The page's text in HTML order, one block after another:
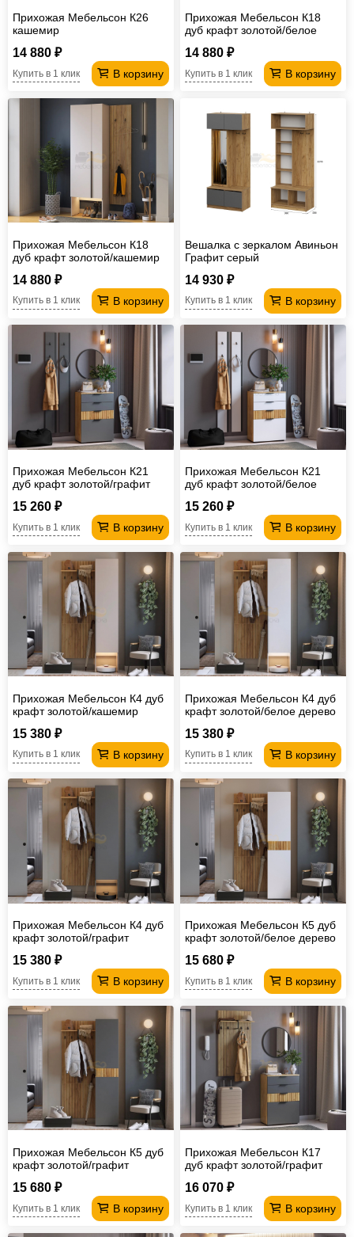
Прихожая Мебельсон К26
кашемир
14 880 ₽
В корзину
Купить в 1 клик
Прихожая Мебельсон К18
дуб крафт золотой/белое
14 880 ₽
В корзину
Купить в 1 клик
Прихожая Мебельсон К18
дуб крафт золотой/кашемир
14 880 ₽
В корзину
Купить в 1 клик
Вешалка с зеркалом Авиньон
Графит серый
14 930 ₽
В корзину
Купить в 1 клик
Прихожая Мебельсон К21
дуб крафт золотой/графит
15 260 ₽
В корзину
Купить в 1 клик
Прихожая Мебельсон К21
дуб крафт золотой/белое
15 260 ₽
В корзину
Купить в 1 клик
Прихожая Мебельсон К4 дуб
крафт золотой/кашемир
15 380 ₽
В корзину
Купить в 1 клик
Прихожая Мебельсон К4 дуб
крафт золотой/белое дерево
15 380 ₽
В корзину
Купить в 1 клик
Прихожая Мебельсон К4 дуб
крафт золотой/графит
15 380 ₽
В корзину
Купить в 1 клик
Прихожая Мебельсон К5 дуб
крафт золотой/белое дерево
15 680 ₽
В корзину
Купить в 1 клик
Прихожая Мебельсон К5 дуб
крафт золотой/графит
15 680 ₽
В корзину
Купить в 1 клик
Прихожая Мебельсон К17
дуб крафт золотой/графит
16 070 ₽
В корзину
Купить в 1 клик